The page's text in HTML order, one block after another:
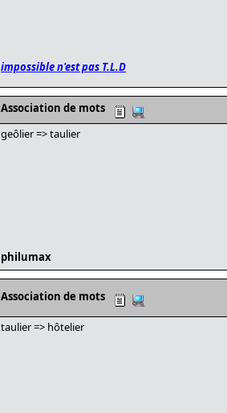
impossible n'est pas T.L.D
Association de mots
geôlier => taulier
philumax
Association de mots
taulier => hôtelier